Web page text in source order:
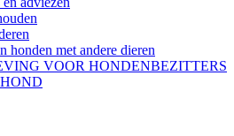
honden met andere dieren
VOOR HONDENBEZITTERS